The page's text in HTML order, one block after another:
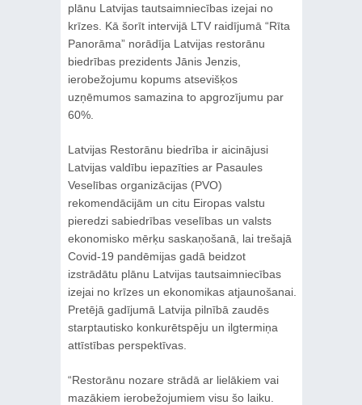
plānu Latvijas tautsaimniecības izejai no
krīzes. Kā šorīt intervijā LTV raidījumā “Rīta
Panorāma” norādīja Latvijas restorānu
biedrības prezidents Jānis Jenzis,
ierobežojumu kopums atsevišķos
uzņēmumos samazina to apgrozījumu par
60%.
Latvijas Restorānu biedrība ir aicinājusi
Latvijas valdību iepazīties ar Pasaules
Veselības organizācijas (PVO)
rekomendācijām un citu Eiropas valstu
pieredzi sabiedrības veselības un valsts
ekonomisko mērķu saskaņošanā, lai trešajā
Covid-19 pandēmijas gadā beidzot
izstrādātu plānu Latvijas tautsaimniecības
izejai no krīzes un ekonomikas atjaunošanai.
Pretējā gadījumā Latvija pilnībā zaudēs
starptautisko konkurētspēju un ilgtermiņa
attīstības perspektīvas.
“Restorānu nozare strādā ar lielākiem vai
mazākiem ierobežojumiem visu šo laiku.